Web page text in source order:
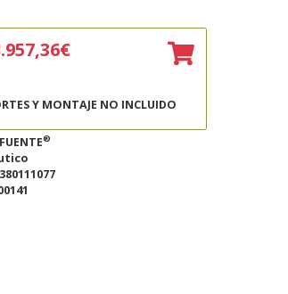
€
Y MONTAJE NO INCLUIDO
®